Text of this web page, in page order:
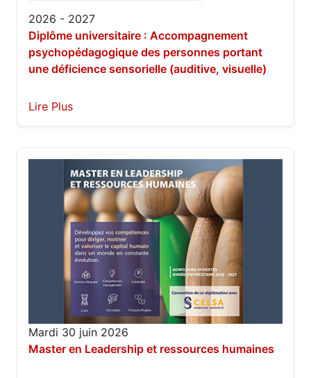
2026 - 2027
Diplôme universitaire : Accompagnement
psychopédagogique des personnes portant
une déficience sensorielle (auditive, visuelle)
Lire Plus
Mardi 30 juin 2026
Master en Leadership et ressources humaines